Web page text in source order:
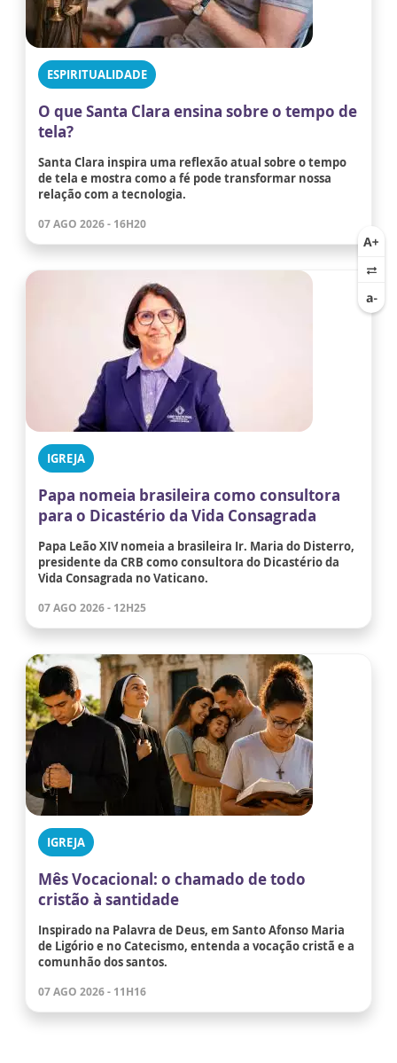
ESPIRITUALIDADE
O que Santa Clara ensina sobre o tempo de
tela?
Santa Clara inspira uma reflexão atual sobre o tempo
de tela e mostra como a fé pode transformar nossa
relação com a tecnologia.
07 AGO 2026 - 16H20
IGREJA
Papa nomeia brasileira como consultora
para o Dicastério da Vida Consagrada
Papa Leão XIV nomeia a brasileira Ir. Maria do Disterro,
presidente da CRB como consultora do Dicastério da
Vida Consagrada no Vaticano.
07 AGO 2026 - 12H25
IGREJA
Mês Vocacional: o chamado de todo
cristão à santidade
Inspirado na Palavra de Deus, em Santo Afonso Maria
de Ligório e no Catecismo, entenda a vocação cristã e a
comunhão dos santos.
07 AGO 2026 - 11H16